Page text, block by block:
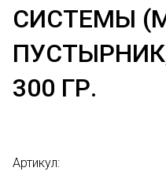
СИСТЕМЫ
300 ГР.
Артикул: